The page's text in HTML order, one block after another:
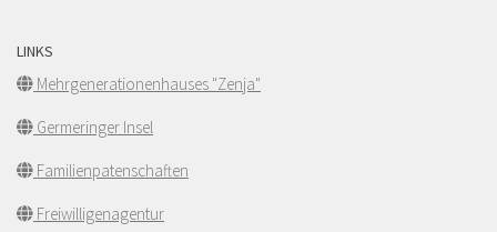
LINKS
Mehrgenerationenhauses "Zenja"
Germeringer Insel
Familienpatenschaften
Freiwilligenagentur